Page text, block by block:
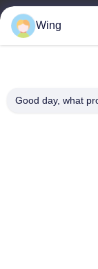
9:00-18:00
Il nostro
Town, distretto di
Wing
Good day, what